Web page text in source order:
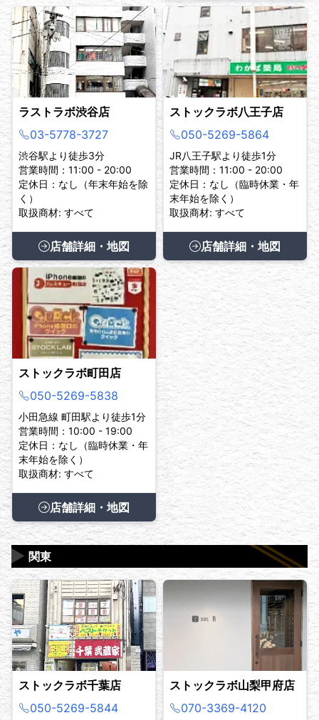
ラストラボ渋谷店
03-5778-3727
渋谷駅より徒歩3分
営業時間：11:00 - 20:00
定休日：なし（年末年始を除
く）
取扱商材: すべて
店舗詳細・地図
ストックラボ八王子店
050-5269-5864
JR八王子駅より徒歩1分
営業時間：11:00 - 20:00
定休日：なし（臨時休業・年
末年始を除く）
取扱商材: すべて
店舗詳細・地図
ストックラボ町田店
050-5269-5838
小田急線 町田駅より徒歩1分
営業時間：10:00 - 19:00
定休日：なし（臨時休業・年
末年始を除く）
取扱商材: すべて
店舗詳細・地図
関東
▶
ストックラボ千葉店
050-5269-5844
ストックラボ山梨甲府店
070-3369-4120